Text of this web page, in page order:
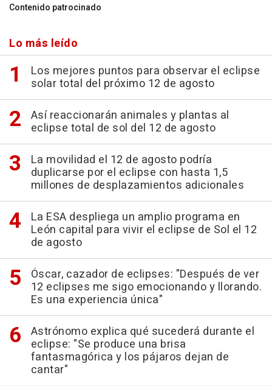
Contenido patrocinado
Lo más leído
Los mejores puntos para observar el eclipse
solar total del próximo 12 de agosto
Así reaccionarán animales y plantas al
eclipse total de sol del 12 de agosto
La movilidad el 12 de agosto podría
duplicarse por el eclipse con hasta 1,5
millones de desplazamientos adicionales
La ESA despliega un amplio programa en
León capital para vivir el eclipse de Sol el 12
de agosto
Óscar, cazador de eclipses: "Después de ver
12 eclipses me sigo emocionando y llorando.
Es una experiencia única"
Astrónomo explica qué sucederá durante el
eclipse: "Se produce una brisa
fantasmagórica y los pájaros dejan de
cantar"